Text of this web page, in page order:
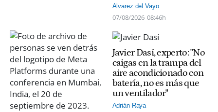
Alvarez del Vayo
07/08/2026 08:46h
Javier Dasí, experto: "No
caigas en la trampa del
aire acondicionado con
batería, no es más que
un ventilador"
Adrián Raya